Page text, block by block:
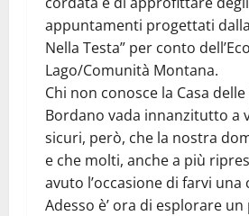
appuntamenti progettati
Nella Testa” per conto
Lago/Comunità Montana.
Chi non conosce la Casa
Bordano vada innanzitutto a
sicuri, però, che la nostra
e che molti, anche a più
avuto l’occasione di farvi una
Adesso è’ ora di esplorare un